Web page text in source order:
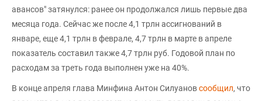
авансов" затянулся: ранее он продолжался лишь первые два
месяца года. Сейчас же после 4,1 трлн ассигнований в
январе, еще 4,1 трлн в феврале, 4,7 трлн в марте в апреле
показатель составил также 4,7 трлн руб. Годовой план по
расходам за треть года выполнен уже на 40%.
В конце апреля глава Минфина Антон Силуановсообщил, что